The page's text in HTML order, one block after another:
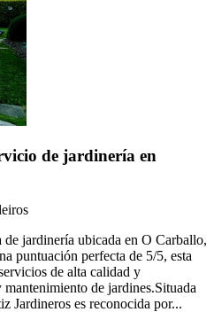
de jardinería en
de jardinería ubicada en O Carballo,
puntuación perfecta de 5/5, esta
de alta calidad y
de jardines.Situada
Jardineros es reconocida por...